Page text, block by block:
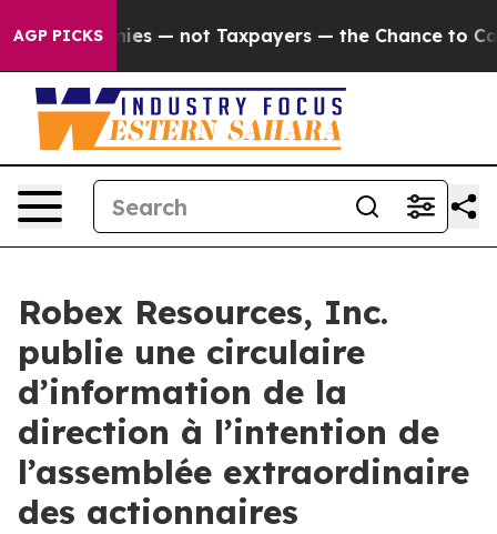
AGP PICKS
— not Taxpayers — the Chance to Cash in on
Robex Resources, Inc.
publie une circulaire
d’information de la
direction à l’intention de
l’assemblée extraordinaire
des actionnaires